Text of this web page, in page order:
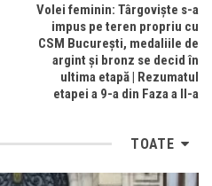
Volei feminin: Târgoviște s-a
impus pe teren propriu cu
CSM București, medaliile de
argint și bronz se decid în
ultima etapă | Rezumatul
etapei a 9-a din Faza a II-a
TOATE